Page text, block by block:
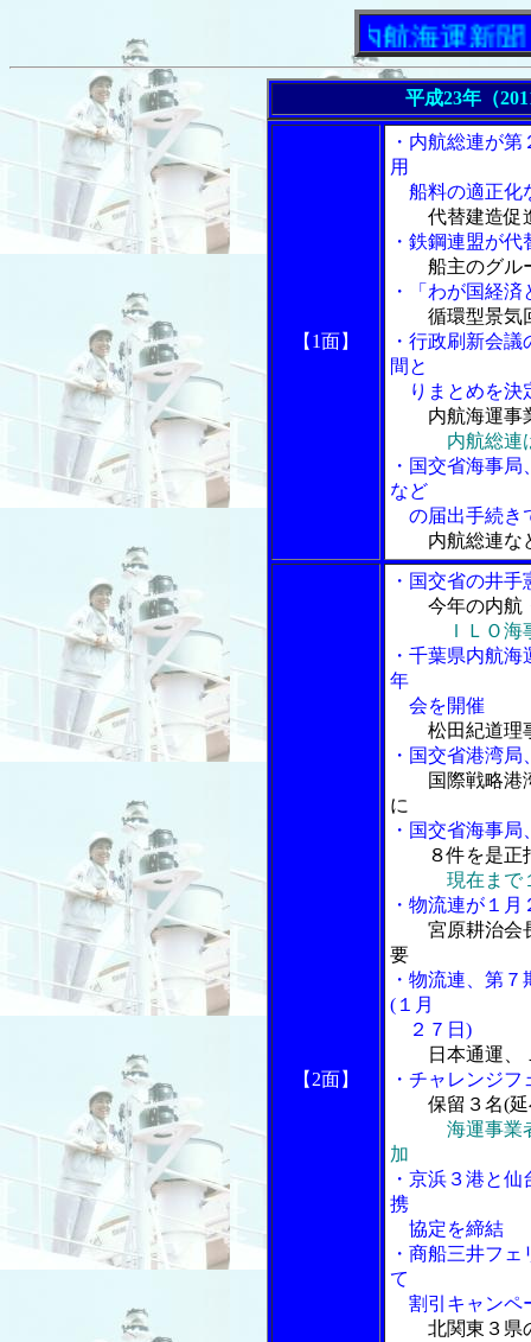
「内航海運新聞」ニュ
平成23年（
【1面】
・内航総連が
用
船料の適正化
代替建造促
・鉄鋼連盟が
船主のグル
・「わが国経
循環型景気
・行政刷新会
間と
りまとめを決
内航海運事
内航総連
・国交省海事
など
の届出手続き
内航総連な
【2面】
・国交省の井
今年の内航
ＩＬＯ
・千葉県内航
年
会を開催
松田紀道理
・国交省港湾
国際戦略港
に
・国交省海事
８件を是正
現在まで
・物流連が１
宮原耕治会
要
・物流連、第
(１月
２７日)
日本通運、
・チャレンジ
保留３名(
海運事業
加
・京浜３港と
携
協定を締結
・商船三井フ
て
割引キャンペ
北関東３県